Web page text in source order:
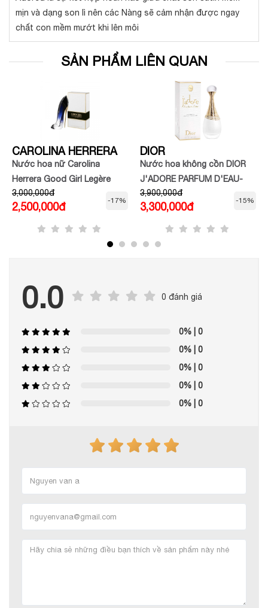
mịn và dạng son lì nên các Nàng sẽ cảm nhận được ngay
chất con mềm mướt khi lên môi
SẢN PHẨM LIÊN QUAN
CAROLINA HERRERA
Nước hoa nữ Carolina
Herrera Good Girl Legère
3,000,000đ
2,500,000đ
-17%
DIOR
Nước hoa không cồn DIOR
J'ADORE PARFUM D'EAU-
Alcohol-free eau de parfum -
floral notes
3,900,000đ
3,300,000đ
-15%
0.0 0 đánh giá
0% | 0
0% | 0
0% | 0
0% | 0
0% | 0